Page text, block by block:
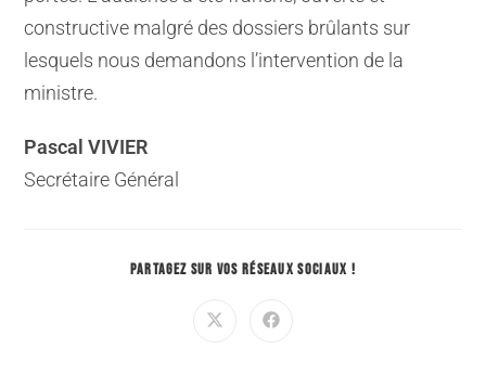
constructive malgré des dossiers brûlants sur
lesquels nous demandons l’intervention de la
ministre.
Pascal VIVIER
Secrétaire Général
PARTAGEZ SUR VOS RÉSEAUX SOCIAUX !